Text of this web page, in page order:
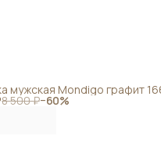
8 500 ₽−60%
мужская Mondigo графит